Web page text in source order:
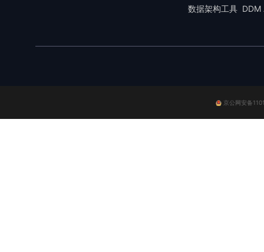
数据架构工具 DDM
京公网安备